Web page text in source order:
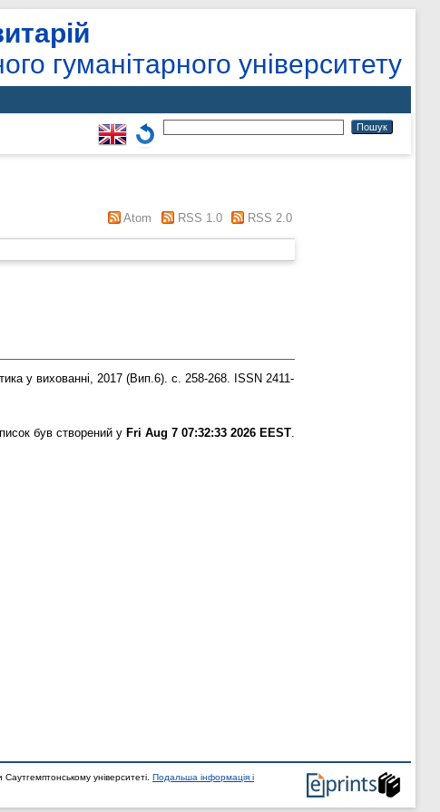
гуманітарного університету
Atom RSS 1.0 RSS 2.0
у вихованні, 2017 (Вип.6). с. 258-268. ISSN 2411-
був створений у Fri Aug 7 07:32:33 2026 EEST
Саутгемптонському університеті. Подальша інформація і